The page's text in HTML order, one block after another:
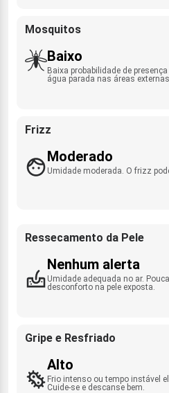
Mosquitos
Baixo
Baixa probabilidade de
água parada nas áreas
Frizz
Moderado
Umidade moderada. O frizz
Ressecamento da Pele
Nenhum alerta
Umidade adequada no ar.
desconforto na pele exposta.
Gripe e Resfriado
Alto
Frio intenso ou tempo instável
Cuide-se e descanse bem.